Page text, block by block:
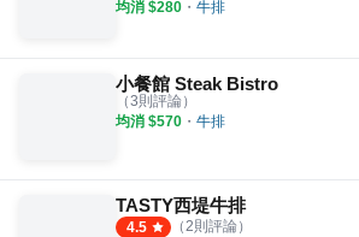
均消 $280 ・ 牛排
小餐館 Steak Bistro
（3則評論）
均消 $570 ・ 牛排
TASTY西堤牛排
4.5 （ 2則評論）